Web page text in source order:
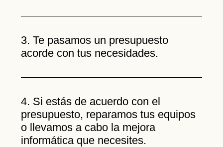
3. Te pasamos un presupuesto
acorde con tus necesidades.
4. Si estás de acuerdo con el
presupuesto, reparamos tus equipos
o llevamos a cabo la mejora
informática que necesites.